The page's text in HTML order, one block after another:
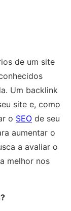
de um site
Um backlink
site e, como
o SEO de seu
aumentar o
a avaliar o
melhor nos